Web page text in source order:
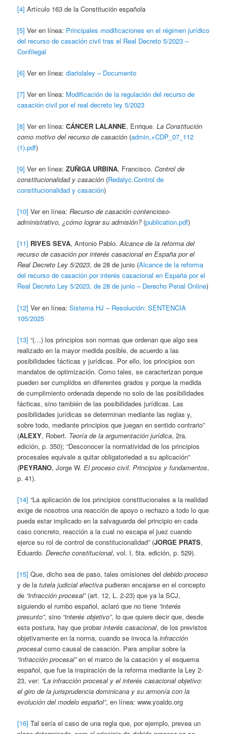
[4] Artículo 163 de la Constitución española
[5] Ver en línea: Principales modificaciones en el régimen jurídico
del recurso de casación civil tras el Real Decreto 5/2023 –
Confilegal
[6] Ver en línea:diariolaley – Documento
[7] Ver en línea: Modificación de la regulación del recurso de
casación civil por el real decreto ley 5/2023
[8] Ver en línea:CÁNCER LALANNE, Enrique.La Constitución
como motivo del recurso de casación (admin,+CDP_07_112
(1).pdf)
[9] Ver en línea:ZUÑIGA URBINA, Francisco.Control de
constitucionalidad y casación (Redalyc.Control de
constitucionalidad y casación)
[10] Ver en línea:Recurso de casación contencioso-
administrativo, ¿cómo lograr su admisión?(publication.pdf)
[11] RIVES SEVA, Antonio Pablo.Alcance de la reforma del
recurso de casación por interés casacional en España por el
Real Decreto Ley 5/2023, de 28 de junio (Alcance de la reforma
del recurso de casación por interés casacional en España por el
Real Decreto Ley 5/2023, de 28 de junio – Derecho Penal Online)
[12] Ver en línea:Sistema HJ – Resolución: SENTENCIA
105/2025
[13] “(…) los principios son normas que ordenan que algo sea
realizado en la mayor medida posible, de acuerdo a las
posibilidades fácticas y jurídicas. Por ello, los principios son
mandatos de optimización. Como tales, se caracterizan porque
pueden ser cumplidos en diferentes grados y porque la medida
de cumplimiento ordenada depende no solo de las posibilidades
fácticas, sino también de las posibilidades jurídicas. Las
posibilidades jurídicas se determinan mediante las reglas y,
sobre todo, mediante principios que juegan en sentido contrario”
(ALEXY, Robert. Teoría de la argumentación jurídica, 2ra.
edición, p. 350); “Desconocer la normatividad de los principios
procesales equivale a quitar obligatoriedad a su aplicación”
(PEYRANO, Jorge W.El proceso civil. Principios y fundamentos,
p. 41).
[14] “La aplicación de los principios constitucionales a la realidad
exige de nosotros una reacción de apoyo o rechazo a todo lo que
pueda estar implicado en la salvaguarda del principio en cada
caso concreto, reacción a la cual no escapa el juez cuando
ejerce su rol de control de constitucionalidad” (JORGE PRATS,
Eduardo.Derecho constitucional, vol. I, 5ta. edición, p. 529).
[15] Que, dicho sea de paso, tales omisiones deldebido proceso
y de latutela judicial efectiva pudieran encajarse en el concepto
de “infracción procesal”(art. 12, L. 2-23) que ya la SCJ,
siguiendo el rumbo español, aclaró que no tiene “interés
presunto”, sino “interés objetivo”, lo que quiere decir que, desde
esta postura, hay que probarinterés casacional, de los previstos
objetivamente en la norma, cuando se invoca lainfracción
procesalcomo causal de casación. Para ampliar sobre la
“infracción procesal”en el marco de la casación y el esquema
español, que fue la inspiración de la reforma mediante la Ley 2-
23, ver: “La infracción procesal y el interés casacional objetivo:
el giro de la jurisprudencia dominicana y su armonía con la
evolución del modelo español”, en línea: www.yoaldo.org
[16] Tal sería el caso de una regla que, por ejemplo, prevea un